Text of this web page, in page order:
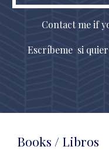
Contact me if
Escríbeme si
Books / Libros